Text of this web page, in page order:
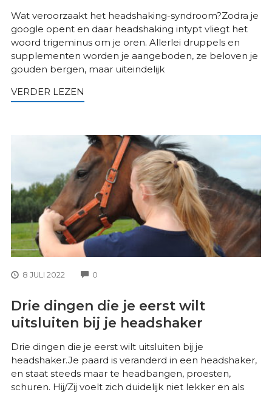
Wat veroorzaakt het headshaking-syndroom?Zodra je
google opent en daar headshaking intypt vliegt het
woord trigeminus om je oren. Allerlei druppels en
supplementen worden je aangeboden, ze beloven je
gouden bergen, maar uiteindelijk
VERDER LEZEN
8 JULI 2022 0
Drie dingen die je eerst wilt
uitsluiten bij je headshaker
Drie dingen die je eerst wilt uitsluiten bij je
headshaker.Je paard is veranderd in een headshaker,
en staat steeds maar te headbangen, proesten,
schuren. Hij/Zij voelt zich duidelijk niet lekker en als